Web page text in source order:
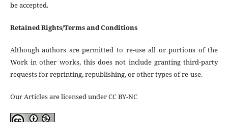
be accepted.
Retained Rights/Terms and Conditions
Although authors are permitted to re-use all or portions of the
Work in other works, this does not include granting third-party
requests for reprinting, republishing, or other types of re-use.
Our Articles are licensed under CC BY-NC